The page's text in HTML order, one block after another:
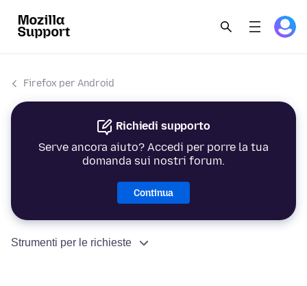
Firefox per Android
Richiedi supporto
Serve ancora aiuto? Accedi per porre la tua
domanda sui nostri forum.
Continua
Strumenti per le richieste